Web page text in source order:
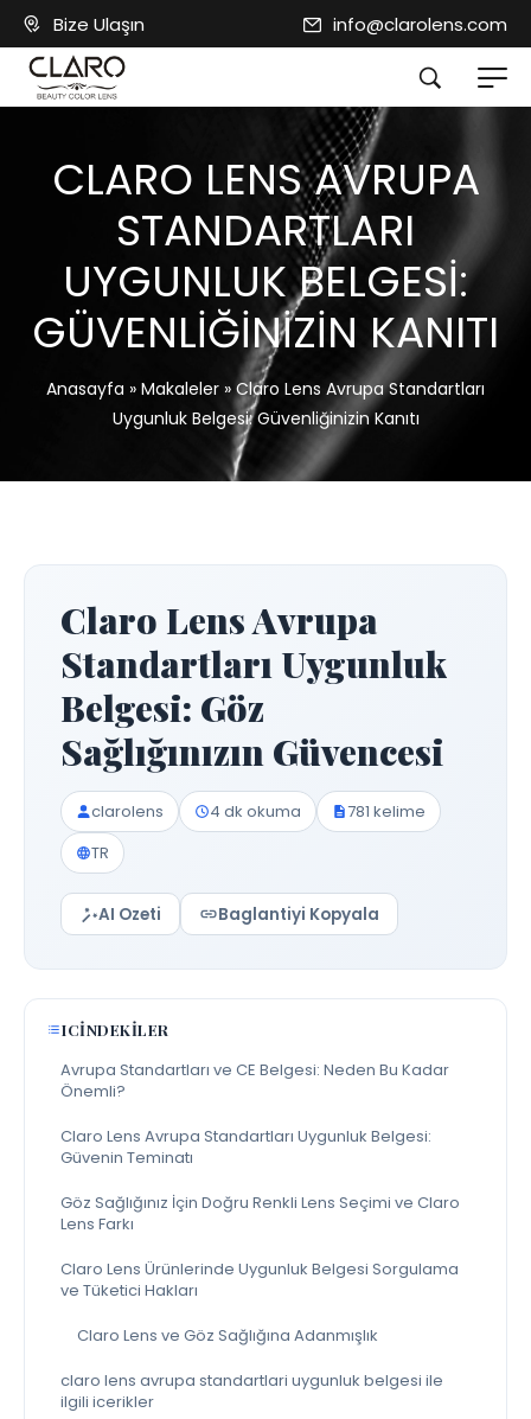
Bize Ulaşın info@clarolens.com
CLARO LENS AVRUPA
STANDARTLARI
UYGUNLUK BELGESI:
GÜVENLIĞINIZIN KANITI
Anasayfa » Makaleler » Claro Lens Avrupa Standartları
Uygunluk Belgesi: Güvenliğinizin Kanıtı
Claro Lens Avrupa
Standartları Uygunluk
Belgesi: Göz
Sağlığınızın Güvencesi
clarolens 4 dk okuma
781 kelime
TR
AI Ozeti Baglantiyi Kopyala
ICINDEKILER
Avrupa Standartları ve CE Belgesi: Neden Bu Kadar
Önemli?
Claro Lens Avrupa Standartları Uygunluk Belgesi:
Güvenin Teminatı
Göz Sağlığınız İçin Doğru Renkli Lens Seçimi ve Claro
Lens Farkı
Claro Lens Ürünlerinde Uygunluk Belgesi Sorgulama
ve Tüketici Hakları
Claro Lens ve Göz Sağlığına Adanmışlık
claro lens avrupa standartlari uygunluk belgesi ile
ilgili icerikler